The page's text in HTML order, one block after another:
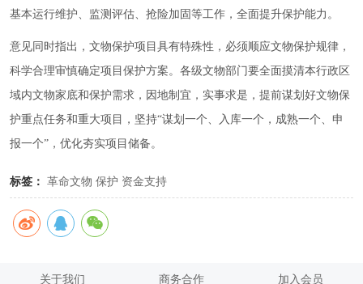
基本运行维护、监测评估、抢险加固等工作，全面提升保护能力。
意见同时指出，文物保护项目具有特殊性，必须顺应文物保护规律，
科学合理审慎确定项目保护方案。各级文物部门要全面摸清本行政区
域内文物家底和保护需求，因地制宜，实事求是，提前谋划好文物保
护重点任务和重大项目，坚持“谋划一个、入库一个，成熟一个、申
报一个”，优化夯实项目储备。
标签： 革命文物 保护 资金支持
关于我们 商务合作 加入会员